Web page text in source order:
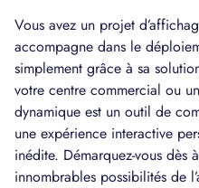
Vous avez un projet
accompagne dans le
simplement grâce à sa
votre centre commercial ou
dynamique est un outil de
une expérience interactive
inédite. Démarquez-vous dès
innombrables possibilités de